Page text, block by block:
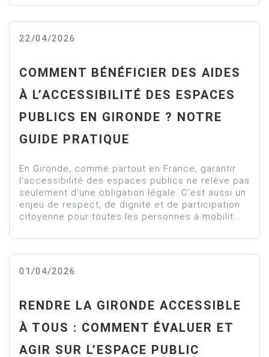
22/04/2026
COMMENT BÉNÉFICIER DES AIDES
À L’ACCESSIBILITÉ DES ESPACES
PUBLICS EN GIRONDE ? NOTRE
GUIDE PRATIQUE
En Gironde, comme partout en France, garantir
l’accessibilité des espaces publics ne relève pas
seulement d’une obligation légale. C’est aussi un
enjeu de respect, de dignité et de participation
citoyenne pour toutes les personnes à mobilit...
01/04/2026
RENDRE LA GIRONDE ACCESSIBLE
À TOUS : COMMENT ÉVALUER ET
AGIR SUR L’ESPACE PUBLIC